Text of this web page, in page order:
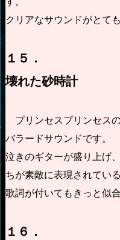
クリアなサウンドがとて
１５．
壊れた砂時計
プリンセスプリンセス
バラードサウンドです。
泣きのギターが盛り上げ
ちが素敵に表現されてい
歌詞が付いてもきっと似合
１６．